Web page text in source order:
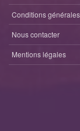
Conditions
Nous contacter
Mentions légales